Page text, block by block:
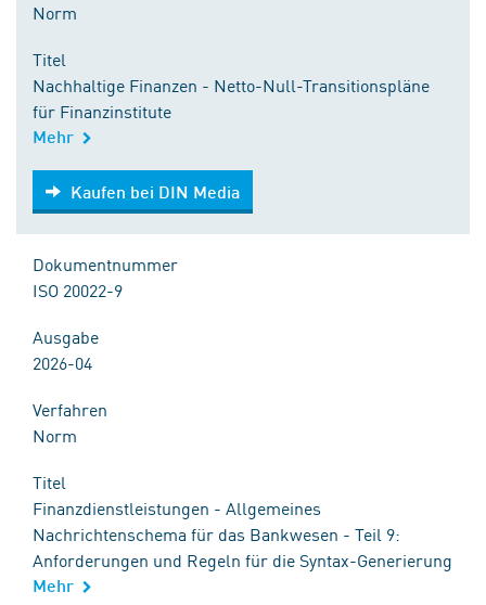
Norm
Titel
Nachhaltige Finanzen - Netto-Null-Transitionspläne
für Finanzinstitute
Mehr
Kaufen bei DIN Media
Kaufen bei DIN Media
Dokumentnummer
ISO 20022-9
Ausgabe
2026-04
Verfahren
Norm
Titel
Finanzdienstleistungen - Allgemeines
Nachrichtenschema für das Bankwesen - Teil 9:
Anforderungen und Regeln für die Syntax-Generierung
Mehr